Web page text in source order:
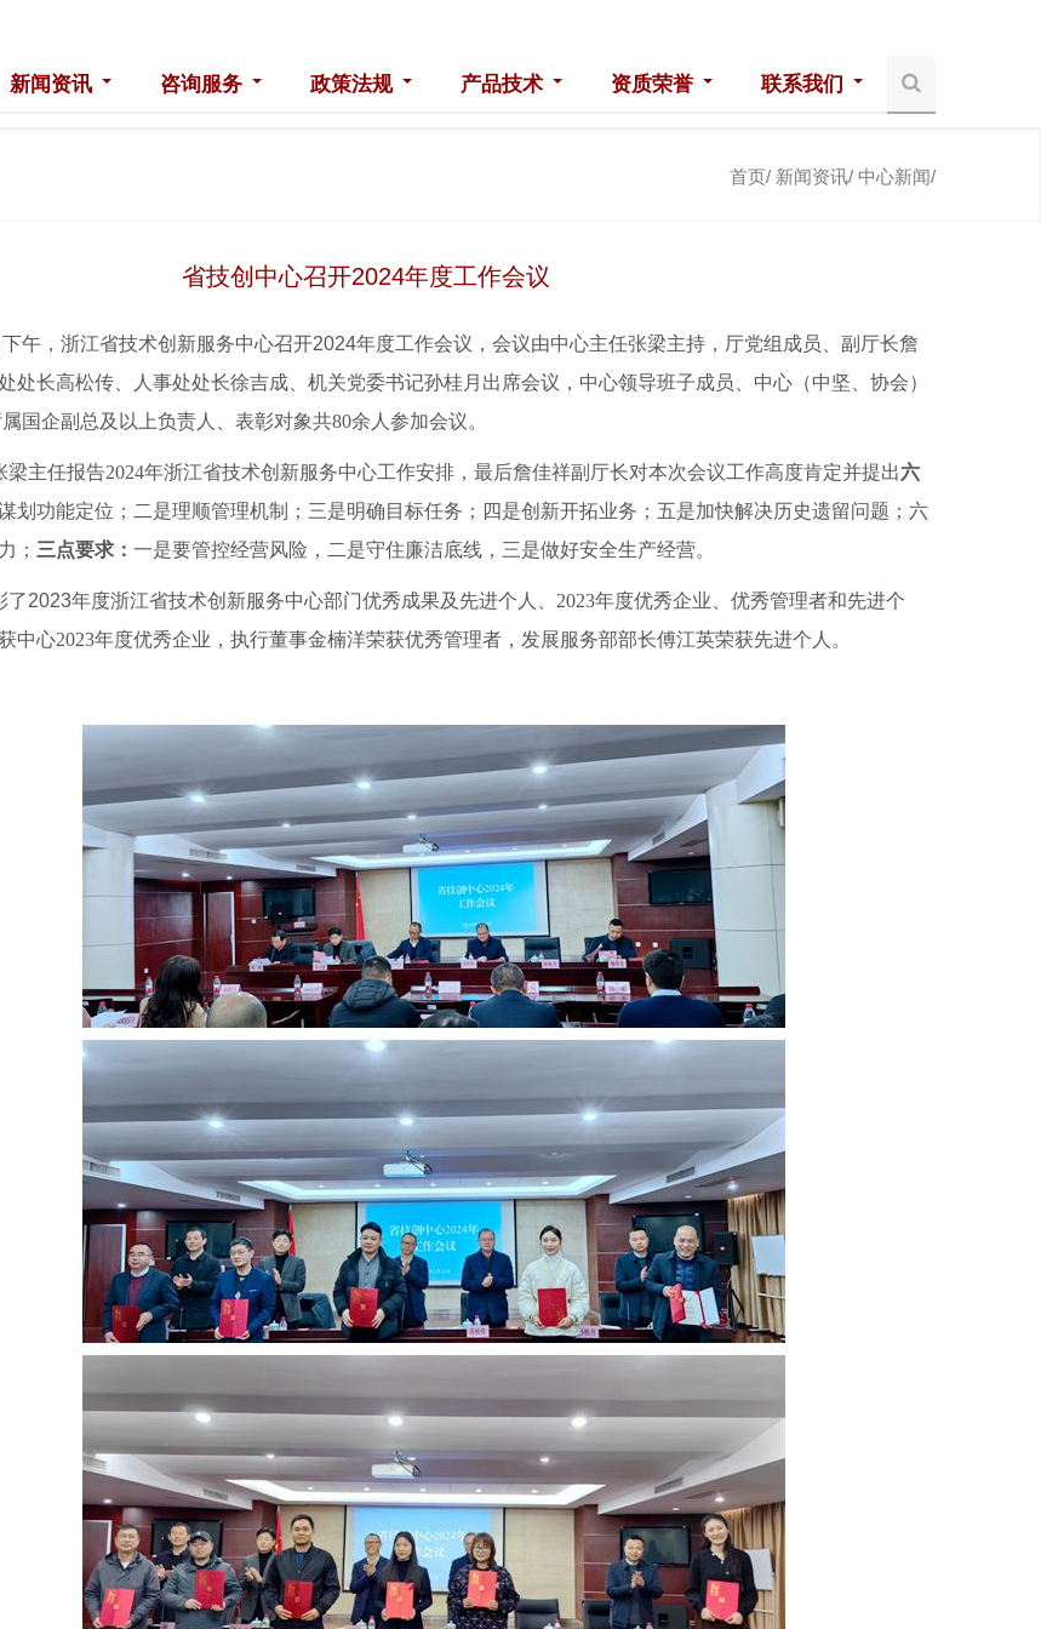
新闻资讯 咨询服务 政策法规 产品技术 资质荣誉 联系我们
首页/ 新闻资讯/ 中心新闻/
省技创中心召开2024年度工作会议
午，浙江省技术创新服务中心召开2024年度工作会议，会议由中心主任张梁主持，厅党组成员、副厅长詹
处长高松传、人事处处长徐吉成、机关党委书记孙桂月出席会议， 中心领导班子成员、中心（中坚、协会）
属国企副总及以上负责人、表彰对象共80余人参加会议。
梁主任报告2024年浙江省技术创新服务中心工作安排，最后詹佳祥副厅长对本次会议工作高度肯定并提出六
划功能定位；二是理顺管理机制；三是明确目标任务；四是创新开拓业务；五是加快解决历史遗留问题；六
； 三点要求： 一是要管控经营风险，二是守住廉洁底线，三是做好安全生产经营。
了2023年度浙江省技术创新服务中心部门优秀成果及先进个人 2023年度优秀企业、优秀管理者和先进个
中心2023年度优秀企业，执行董事金楠洋荣获优秀管理者，发展服务部部长傅江英荣获先进个人。